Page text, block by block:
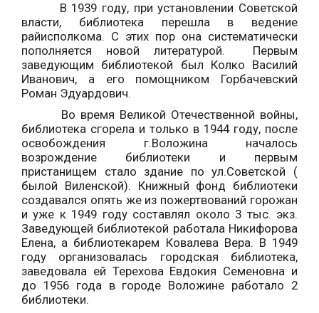
В 1939 году, при установлении Советской
власти, библиотека перешла в ведение
райисполкома. С этих пор она систематически
пополняется новой литературой. Первым
заведующим библиотекой был Колко Василий
Иванович, а его помощником Горбачевский
Роман Эдуардович.
Во время Великой Отечественной войны,
библиотека сгорела и только в 1944 году, после
освобождения г.Воложина началось
возрождение библиотеки и первым
пристанищем стало здание по ул.Советской (
былой Виленской). Книжный фонд библиотеки
создавался опять же из пожертвований горожан
и уже к 1949 году составлял около 3 тыс. экз.
Заведующей библиотекой работала Никифорова
Елена, а библиотекарем Ковалева Вера. В 1949
году организовалась городская библиотека,
заведовала ей Терехова Евдокия Семеновна и
до 1956 года в городе Воложине работало 2
библиотеки.